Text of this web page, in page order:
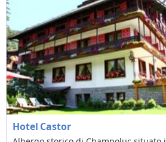
Hotel Castor